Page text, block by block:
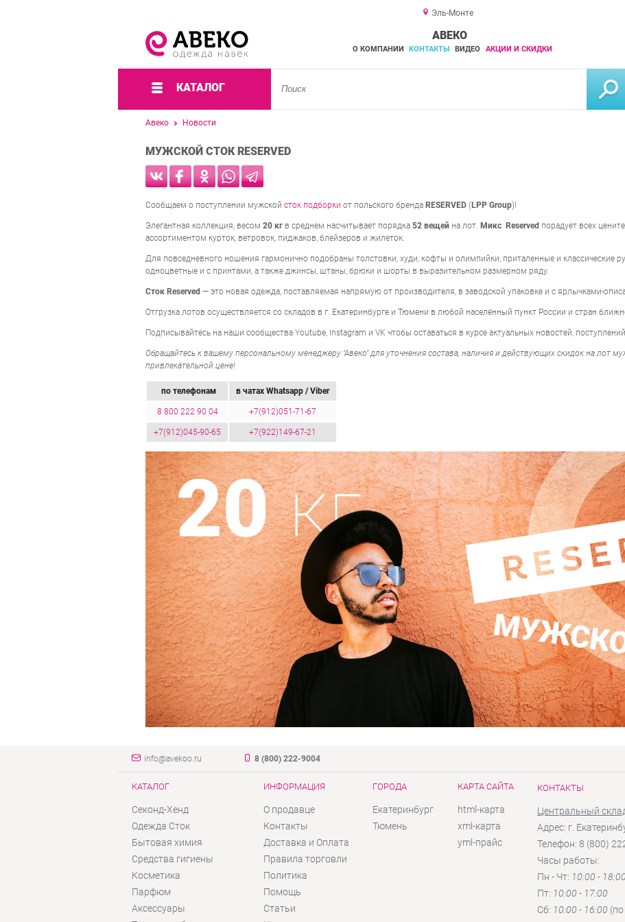
Эль-Монте
АВЕКО
О КОМПАНИИ КОНТАКТЫ ВИДЕО АКЦИИ И СКИДКИ
КАТАЛОГ
Авеко Новости
МУЖСКОЙ СТОК RESERVED
Сообщаем о поступлении мужской сток подборки от польского бренда RESERVED ( LPP Group)!
Элегантная коллекция, весом 20 кг в среднем насчитывает порядка 52 вещей на лот. Микс Reserved порадует всех
ассортиментом курток, ветровок, пиджаков, блейзеров и жилеток.
Для повседневного ношения гармонично подобраны толстовки, худи, кофты и олимпийки, приталенные и классические
одноцветные и с принтами, а также джинсы, штаны, брюки и шорты в выразительном размерном ряду.
Сток Reserved — это новая одежда, поставляемая напрямую от производителя, в заводской упаковке и с ярлычками-
Отгрузка лотов осуществляется со складов в г. Екатеринбурге и Тюмени в любой населённый пункт России и стран
Подписывайтесь на наши сообщества Youtube, Instagram и VK чтобы оставаться в курсе актуальных новостей,
Обращайтесь к вашему персональному менеджеру "Авеко" для уточнения состава, наличия и действующих скидок на лот
привлекательной цене!
по телефонам в чатах Whatsapp / Viber
8 800 222 90 04 +7(912)051-71-67
+7(912)045-90-65 +7(922)149-67-21
info@avekoo.ru 8 (800) 222-9004
КАТАЛОГ
Секонд-Хенд
Одежда Сток
Бытовая химия
Средства гигиены
Косметика
Парфюм
Аксессуары
ИНФОРМАЦИЯ
О продавце
Контакты
Доставка и Оплата
Правила торговли
Политика
Помощь
Статьи
ГОРОДА
Екатеринбург
Тюмень
КАРТА САЙТА
html-карта
xml-карта
yml-прайс
КОНТАКТЫ
Центральный
Адрес: г.
Телефон: 8 (800)
Часы работы:
Пн - Чт: 10:00 - 18:00
Пт: 10:00 - 17:00
Сб: 10:00 - 16:00